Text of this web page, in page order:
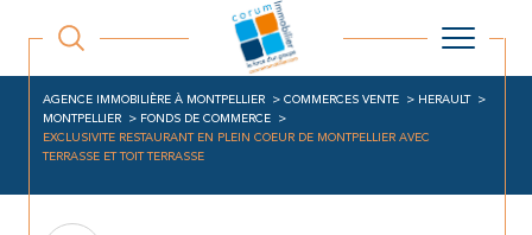
AGENCE IMMOBILIÈRE À MONTPELLIER COMMERCES VENTE
HERAULT
MONTPELLIER
FONDS DE COMMERCE
EXCLUSIVITE RESTAURANT EN PLEIN COEUR DE MONTPELLIER AVEC
TERRASSE ET TOIT TERRASSE